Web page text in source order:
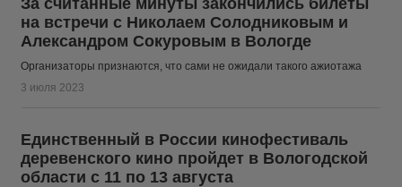
За считанные минуты закончились билеты
на встречи с Николаем Солодниковым и
Александром Сокуровым в Вологде
Организаторы признаются, что сами не ожидали такого ажиотажа
3 июля 2023
Единственный в России кинофестиваль
деревенского кино пройдет в Вологодской
области с 11 по 13 августа